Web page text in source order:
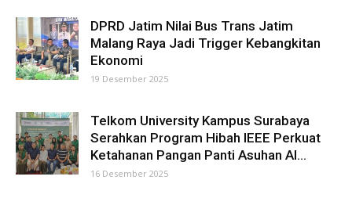
‎DPRD Jatim Nilai Bus Trans Jatim
Malang Raya Jadi Trigger Kebangkitan
Ekonomi
19 Desember 2025
Telkom University Kampus Surabaya
Serahkan Program Hibah IEEE Perkuat
Ketahanan Pangan Panti Asuhan Al...
16 Desember 2025